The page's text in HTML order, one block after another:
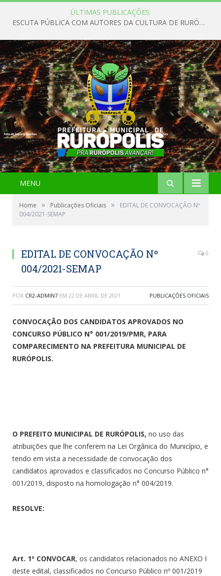
ÚLTIMAS PUBLICAÇÕES:
ESCUTA PÚBLICA COM AUTORES DA CULTURA DE RURÓPOLIS
MENU
Home » Publicações Oficiais »
EDITAL DE CONVOCAÇÃO Nº
004/2021-SEMAP
EDITAL DE CONVOCAÇÃO Nº
004/2021-SEMAP
0
POR CR2-ADMIN7 EM 22 DE ABRIL DE 2021 PUBLICAÇÕES OFICIAIS
CONVOCAÇÃO DOS CANDIDATOS APROVADOS NO
CONCURSO PÚBLICO N° 001/2019/PMR, PARA
COMPARECIMENTO NA PREFEITURA MUNICIPAL DE
RURÓPOLIS.
O PREFEITO MUNICIPAL DE RURÓPOLIS, no uso das
atribuições que lhe conferem na Lei Orgânica do Município, e
tendo em vista a necessidade de convocação dos
candidatos aprovados e classificados no Concurso Público n°
001/2019, disposto na homologação n° 004/2019.
RESOLVE:
Art. 1º CONVOCAR, os candidatos relacionados no ANEXO I
deste edital, classificados no Concurso Público nº 001/2019